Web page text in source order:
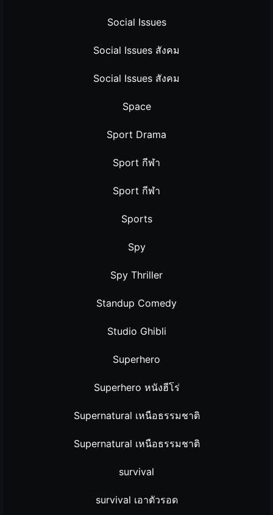
Social Issues
Social Issues สังคม
Social Issues สังคม
Space
Sport Drama
Sport กีฬา
Sport กีฬา
Sports
Spy
Spy Thriller
Standup Comedy
Studio Ghibli
Superhero
Superhero หนังฮีโร่
Supernatural เหนือธรรมชาติ
Supernatural เหนือธรรมชาติ
survival
survival เอาตัวรอด